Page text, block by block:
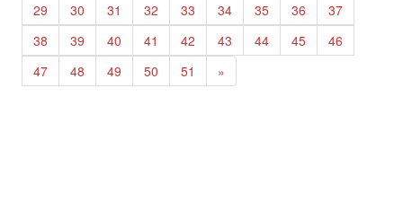
29
30 31 32 33 34 35 36
37
38
39 40 41 42 43 44 45
46
47
48 49 50 51 »